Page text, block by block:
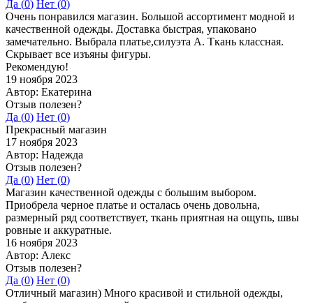
Да (0) Нет (0)
Очень понравился магазин. Большой ассортимент модной и
качественной одежды. Доставка быстрая, упаковано
замечательно. Выбрала платье,силуэта А. Ткань классная.
Скрывает все изъяны фигуры.
Рекомендую!
19 ноября 2023
Автор: Екатерина
Отзыв полезен?
Да (0) Нет (0)
Прекрасный магазин
17 ноября 2023
Автор: Надежда
Отзыв полезен?
Да (0) Нет (0)
Магазин качественной одежды с большим выбором.
Приобрела черное платье и осталась очень довольна,
размерный ряд соответствует, ткань приятная на ощупь, швы
ровные и аккуратные.
16 ноября 2023
Автор: Алекс
Отзыв полезен?
Да (0) Нет (0)
Отличный магазин) Много красивой и стильной одежды,